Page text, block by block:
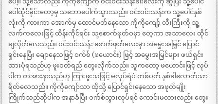
ပေါ်ထိုင်ခိုင်းတော့မှ သဘောပေါက်သွားသည်။ ဝင်းဝင်းသန်းက သူ့ပေါင်နှစ်
လုံးကို ကားကာ အောက်မှ ထောင်မတ်နေသော ကိုကိုကျော့် လီးကြီးကို သူ့
လက်ကလေးဖြင့် ထိန်းကိုင်ရင်း သူ့စောက်ဖုတ်ဝမှာ တေ့ကာ အသာလေး ထိုင်
ချလိုက်လေသည်။ ဝင်းဝင်းသန်း စောက်ဖုတ်လေးမှာ အမွှေးအမြှင် ပြောင်
ရှင်းနေပြီး ချောနေသဖြင့် ဝက်စ် (ဖယောင်း) ဖြင့် အမွှေးအမြှင်များ ဖယ်ရှင်း
ထားပုံရသည်ဟု ဖူးဝတ်ရည် တွေးလိုက်သည်။ သူကတော့ ဖယောင်းဖြင့် လုပ်
ပါက တအားနာသည်ဟု ကြားဖူးသဖြင့် မလုပ်ရဲပဲ တစ်ပတ် နှစ်ခါလောက်သာ
ရိတ်လေသည်။ ကိုကိုကျော်သာ ထိုသို့ ပြောင်ရှင်းနေသော အဖုတ်မျိုး
ကြိုက်သည်ဆိုပါက အနာခံပြီး ဝက်စ်သွားလုပ်ရင် ကောင်းမလားလည်း တွေး